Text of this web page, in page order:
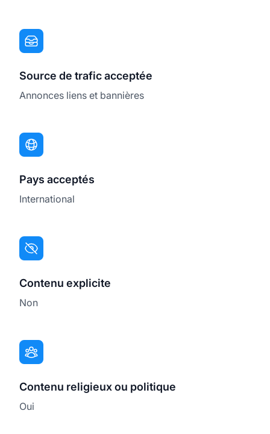
Source de trafic acceptée
Annonces liens et bannières
Pays acceptés
International
Contenu explicite
Non
Contenu religieux ou politique
Oui